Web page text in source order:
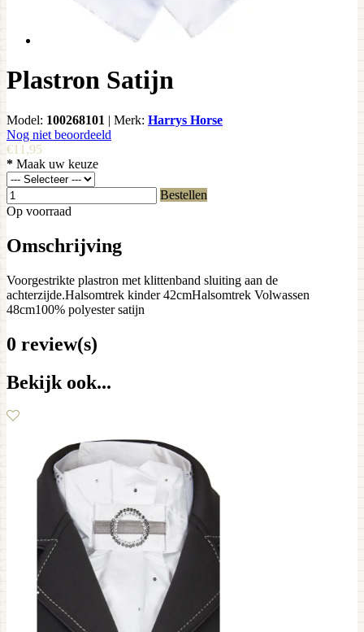
Plastron Satijn
Model: 100268101 | Merk: Harrys Horse
Nog niet beoordeeld
€11,95
* Maak uw keuze
Bestellen
Op voorraad
Omschrijving
Voorgestrikte plastron met klittenband sluiting aan de
achterzijde.Halsomtrek kinder 42cmHalsomtrek Volwassen
48cm100% polyester satijn
0 review(s)
Bekijk ook...